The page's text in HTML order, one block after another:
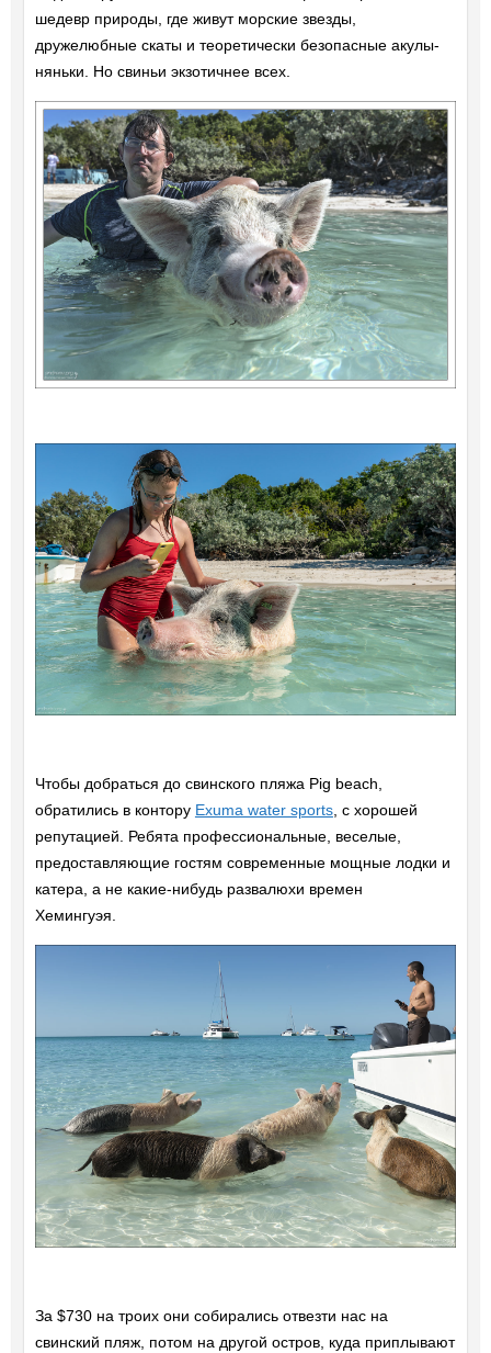
шедевр природы, где живут морские звезды,
дружелюбные скаты и теоретически безопасные акулы-
няньки. Но свиньи экзотичнее всех.
Чтобы добраться до свинского пляжа Pig beach,
обратились в контору Exuma water sports, с хорошей
репутацией. Ребята профессиональные, веселые,
предоставляющие гостям современные мощные лодки и
катера, а не какие-нибудь развалюхи времен
Хемингуэя.
За $730 на троих они собирались отвезти нас на
свинский пляж, потом на другой остров, куда приплывают